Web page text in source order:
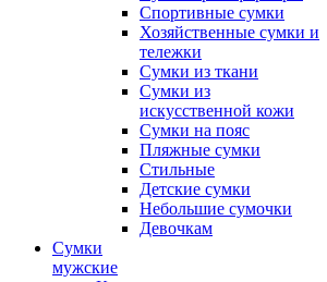
Спортивные сумки
Хозяйственные сумки и
тележки
Сумки из ткани
Сумки из
искусственной кожи
Сумки на пояс
Пляжные сумки
Стильные
Детские сумки
Небольшие сумочки
Девочкам
Сумки
мужские